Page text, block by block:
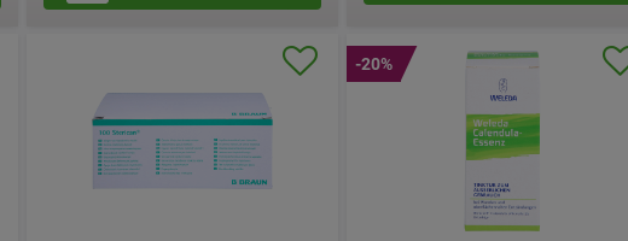
-20%